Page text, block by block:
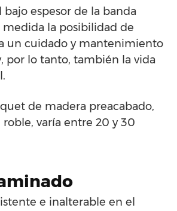
espesor de la banda
la posibilidad de
un cuidado y mantenimiento
por lo tanto, también la vida
de madera preacabado,
varía entre 20 y 30
e inalterable en el